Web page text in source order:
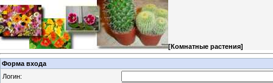
[Комнатные растения]
Форма входа
Логин: